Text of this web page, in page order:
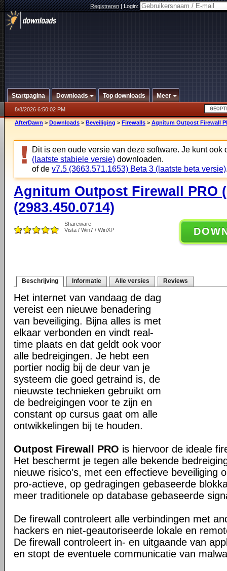
Registreren|Login:
Startpagina Downloads Top downloads Meer
8/8/2026 6:50:02 PM
AfterDawn > Downloads > Beveiliging > Firewalls > Agnitum Outpost Firewall
Dit is een oude versie van deze software. Je kunt ook
(laatste stabiele versie) downloaden.
of de v7.5 (3663.571.1653) Beta 3 (laatste beta versie)
Agnitum Outpost Firewall PRO
(2983.450.0714)
Shareware
Vista / Win7 / WinXP
Beschrijving Informatie Alle versies Reviews
Het internet van vandaag de dag
vereist een nieuwe benadering
van beveiliging. Bijna alles is met
elkaar verbonden en vindt real-
time plaats en dat geldt ook voor
alle bedreigingen. Je hebt een
portier nodig bij de deur van je
systeem die goed getraind is, de
nieuwste technieken gebruikt om
de bedreigingen voor te zijn en
constant op cursus gaat om alle
ontwikkelingen bij te houden.
Outpost Firewall PRO is hiervoor de ideale
Het beschermt je tegen alle bekende
nieuwe risico's, met een effectieve beveiliging
pro-actieve, op gedragingen gebaseerde
meer traditionele op database gebaseerde
De firewall controleert alle verbindingen met
hackers en niet-geautoriseerde lokale en
De firewall controleert in- en uitgaande van
en stopt de eventuele communicatie van